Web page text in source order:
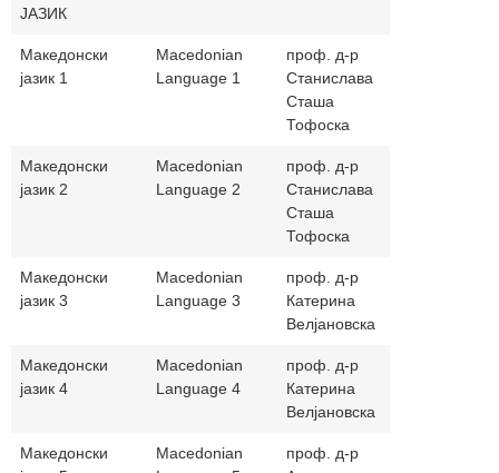
ЈАЗИК
Македонски
јазик 1
Macedonian
Language 1
проф. д-р
Станислава
Сташа
Тофоска
Македонски
јазик 2
Macedonian
Language 2
проф. д-р
Станислава
Сташа
Тофоска
Македонски
јазик 3
Macedonian
Language 3
проф. д-р
Катерина
Велјановска
Македонски
јазик 4
Macedonian
Language 4
проф. д-р
Катерина
Велјановска
Македонски
Macedonian
проф. д-р